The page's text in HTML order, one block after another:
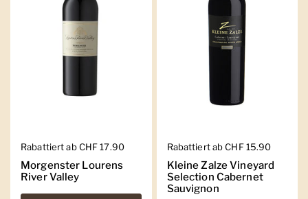
Regulärer Preis
Rabattiert ab CHF 17.90
Morgenster Lourens
River Valley
Regulärer Preis
Rabattiert ab CHF 15.90
Kleine Zalze Vineyard
Selection Cabernet
Sauvignon